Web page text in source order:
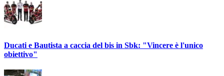
Ducati e Bautista a caccia del bis in Sbk: "Vincere è l'unico
obiettivo"